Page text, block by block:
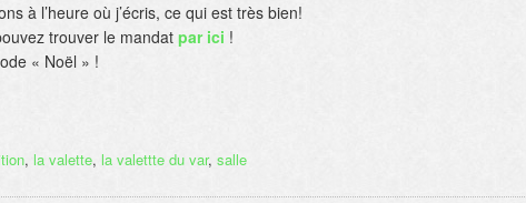
à l’heure où j’écris, ce qui est très bien!
trouver le mandat par ici !
« Noël » !
, la valette, la valettte du var, salle